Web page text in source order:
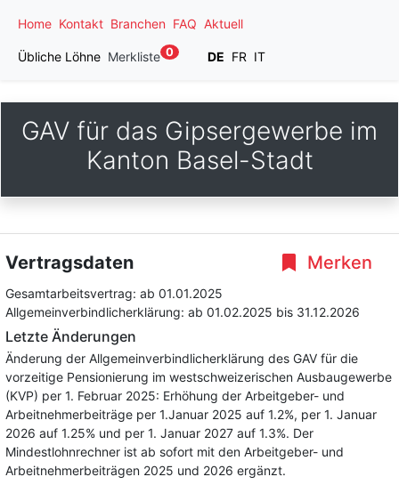
Home Kontakt Branchen FAQ Aktuell
Übliche Löhne Merkliste 0 DE FR IT
GAV für das Gipsergewerbe im
Kanton Basel-Stadt
Merken
Vertragsdaten
Gesamtarbeitsvertrag: ab 01.01.2025
Allgemeinverbindlicherklärung: ab 01.02.2025 bis 31.12.2026
Letzte Änderungen
Änderung der Allgemeinverbindlicherklärung des GAV für die
vorzeitige Pensionierung im westschweizerischen Ausbaugewerbe
(KVP) per 1. Februar 2025: Erhöhung der Arbeitgeber- und
Arbeitnehmerbeiträge per 1.Januar 2025 auf 1.2%, per 1. Januar
2026 auf 1.25% und per 1. Januar 2027 auf 1.3%. Der
Mindestlohnrechner ist ab sofort mit den Arbeitgeber- und
Arbeitnehmerbeiträgen 2025 und 2026 ergänzt.